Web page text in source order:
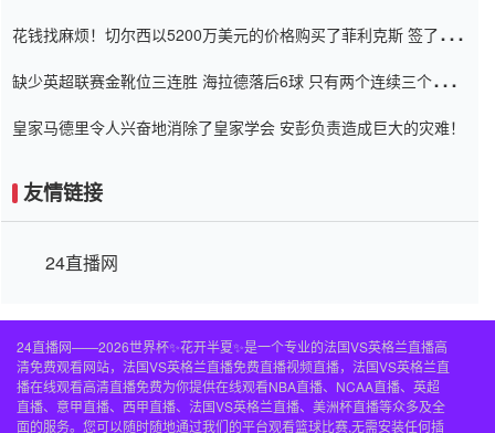
花钱找麻烦！切尔西以5200万美元的价格购买了菲利克斯 签了7年
缺少英超联赛金靴位三连胜 海拉德落后6球 只有两个连续三个连续
皇家马德里令人兴奋地消除了皇家学会 安彭负责造成巨大的灾难！
友情链接
24直播网
24直播网——2026世界杯✨花开半夏✨是一个专业的法国VS英格兰直播高
清免费观看网站，法国VS英格兰直播免费直播视频直播，法国VS英格兰直
播在线观看高清直播免费为你提供在线观看NBA直播、NCAA直播、英超
直播、意甲直播、西甲直播、法国VS英格兰直播、美洲杯直播等众多及全
面的服务。您可以随时随地通过我们的平台观看篮球比赛,无需安装任何插